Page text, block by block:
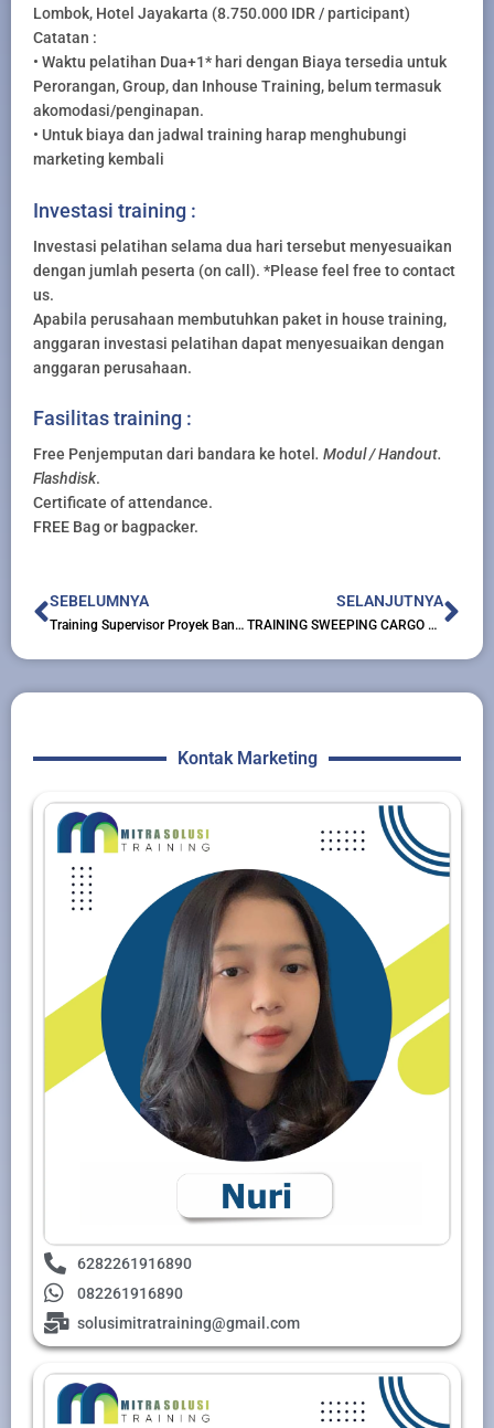
Lombok, Hotel Jayakarta (8.750.000 IDR / participant)
Catatan :
• Waktu pelatihan Dua+1* hari dengan Biaya tersedia untuk
Perorangan, Group, dan Inhouse Training, belum termasuk
akomodasi/penginapan.
• Untuk biaya dan jadwal training harap menghubungi
marketing kembali
Investasi training :
Investasi pelatihan selama dua hari tersebut menyesuaikan
dengan jumlah peserta (on call). *Please feel free to contact
us.
Apabila perusahaan membutuhkan paket in house training,
anggaran investasi pelatihan dapat menyesuaikan dengan
anggaran perusahaan.
Fasilitas training :
Free Penjemputan dari bandara ke hotel . Modul / Handout.
Flashdisk.
Certificate of attendance.
FREE Bag or bagpacker.
Prev
SEBELUMNYA
Training Supervisor Proyek Bangunan Gedung
SELANJUTNYA
TRAINING SWEEPING CARGO AND TRANSPORT MANAGEMENT
Kontak Marketing
6282261916890
082261916890
solusimitratraining@gmail.com